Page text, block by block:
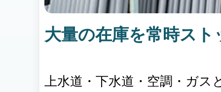
大量の在庫を常時スト
上水道・下水道・空調・ガス